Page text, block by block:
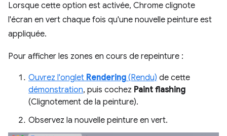
Lorsque cette option est activée, Chrome clignote
l'écran en vert chaque fois qu'une nouvelle peinture est
appliquée.
Pour afficher les zones en cours de repeinture :
Ouvrez l'onglet Rendering (Rendu) de cette
démonstration, puis cochez Paint flashing
(Clignotement de la peinture).
Observez la nouvelle peinture en vert.